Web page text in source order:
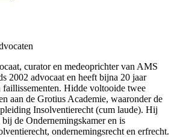
curator en medeoprichter van AMS
2002 advocaat en heeft bijna 20 jaar
Hidde voltooide twee
aan de Grotius Academie, waaronder de
Insolventierecht (cum laude). Hij
de Ondernemingskamer en is
ondernemingsrecht en erfrecht.